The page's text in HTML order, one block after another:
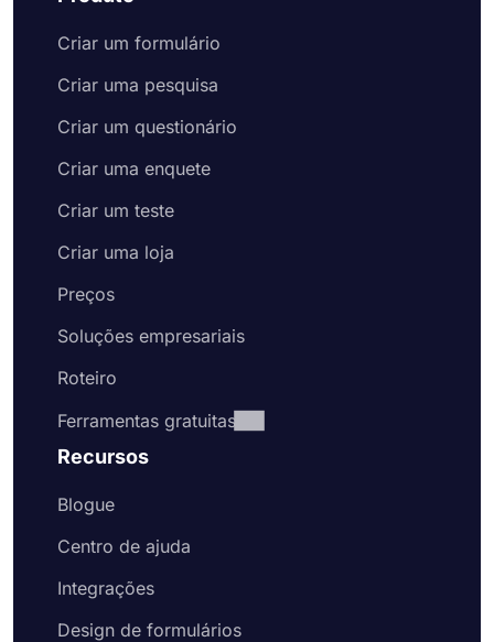
Aproveite o recebimento de pedidos de
clientes on-line
Criar um formulário
Criar uma pesquisa
Criar um questionário
Criar uma enquete
Criar um teste
Criar uma loja
Preços
Soluções empresariais
Roteiro
Ferramentas gratuitas
Recursos
Blogue
Centro de ajuda
Integrações
Design de formulários